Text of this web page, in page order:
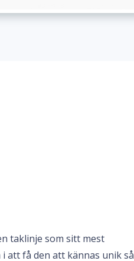
taklinje som sitt mest
att få den att kännas unik så